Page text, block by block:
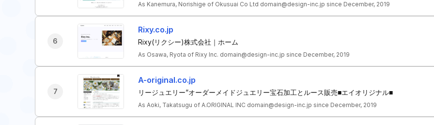
As Kanemura, Norishige of Okusuai Co Ltd domain@design-inc.jp since December, 2019
6
Rixy.co.jp
Rixy(リクシー)株式会社｜ホーム
As Osawa, Ryota of Rixy Inc. domain@design-inc.jp since December, 2019
7
A-original.co.jp
リージュエリー”オーダーメイドジュエリー宝石加工とルース販売■エイオリジナル■
As Aoki, Takatsugu of A.ORIGINAL INC domain@design-inc.jp since December, 2019